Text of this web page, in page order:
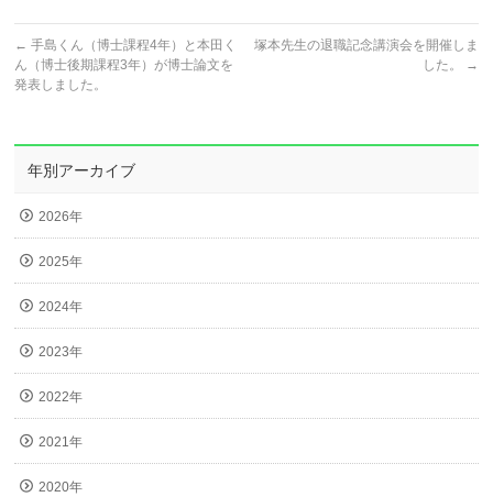
← 手島くん（博士課程4年）と本田く
ん（博士後期課程3年）が博士論文を
発表しました。
塚本先生の退職記念講演会を開催しま
した。
→
年別アーカイブ
2026年
2025年
2024年
2023年
2022年
2021年
2020年